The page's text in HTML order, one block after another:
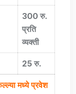
300 रु.
प्रति
व्यक्ती
25 रु.
मध्ये प्रवेश